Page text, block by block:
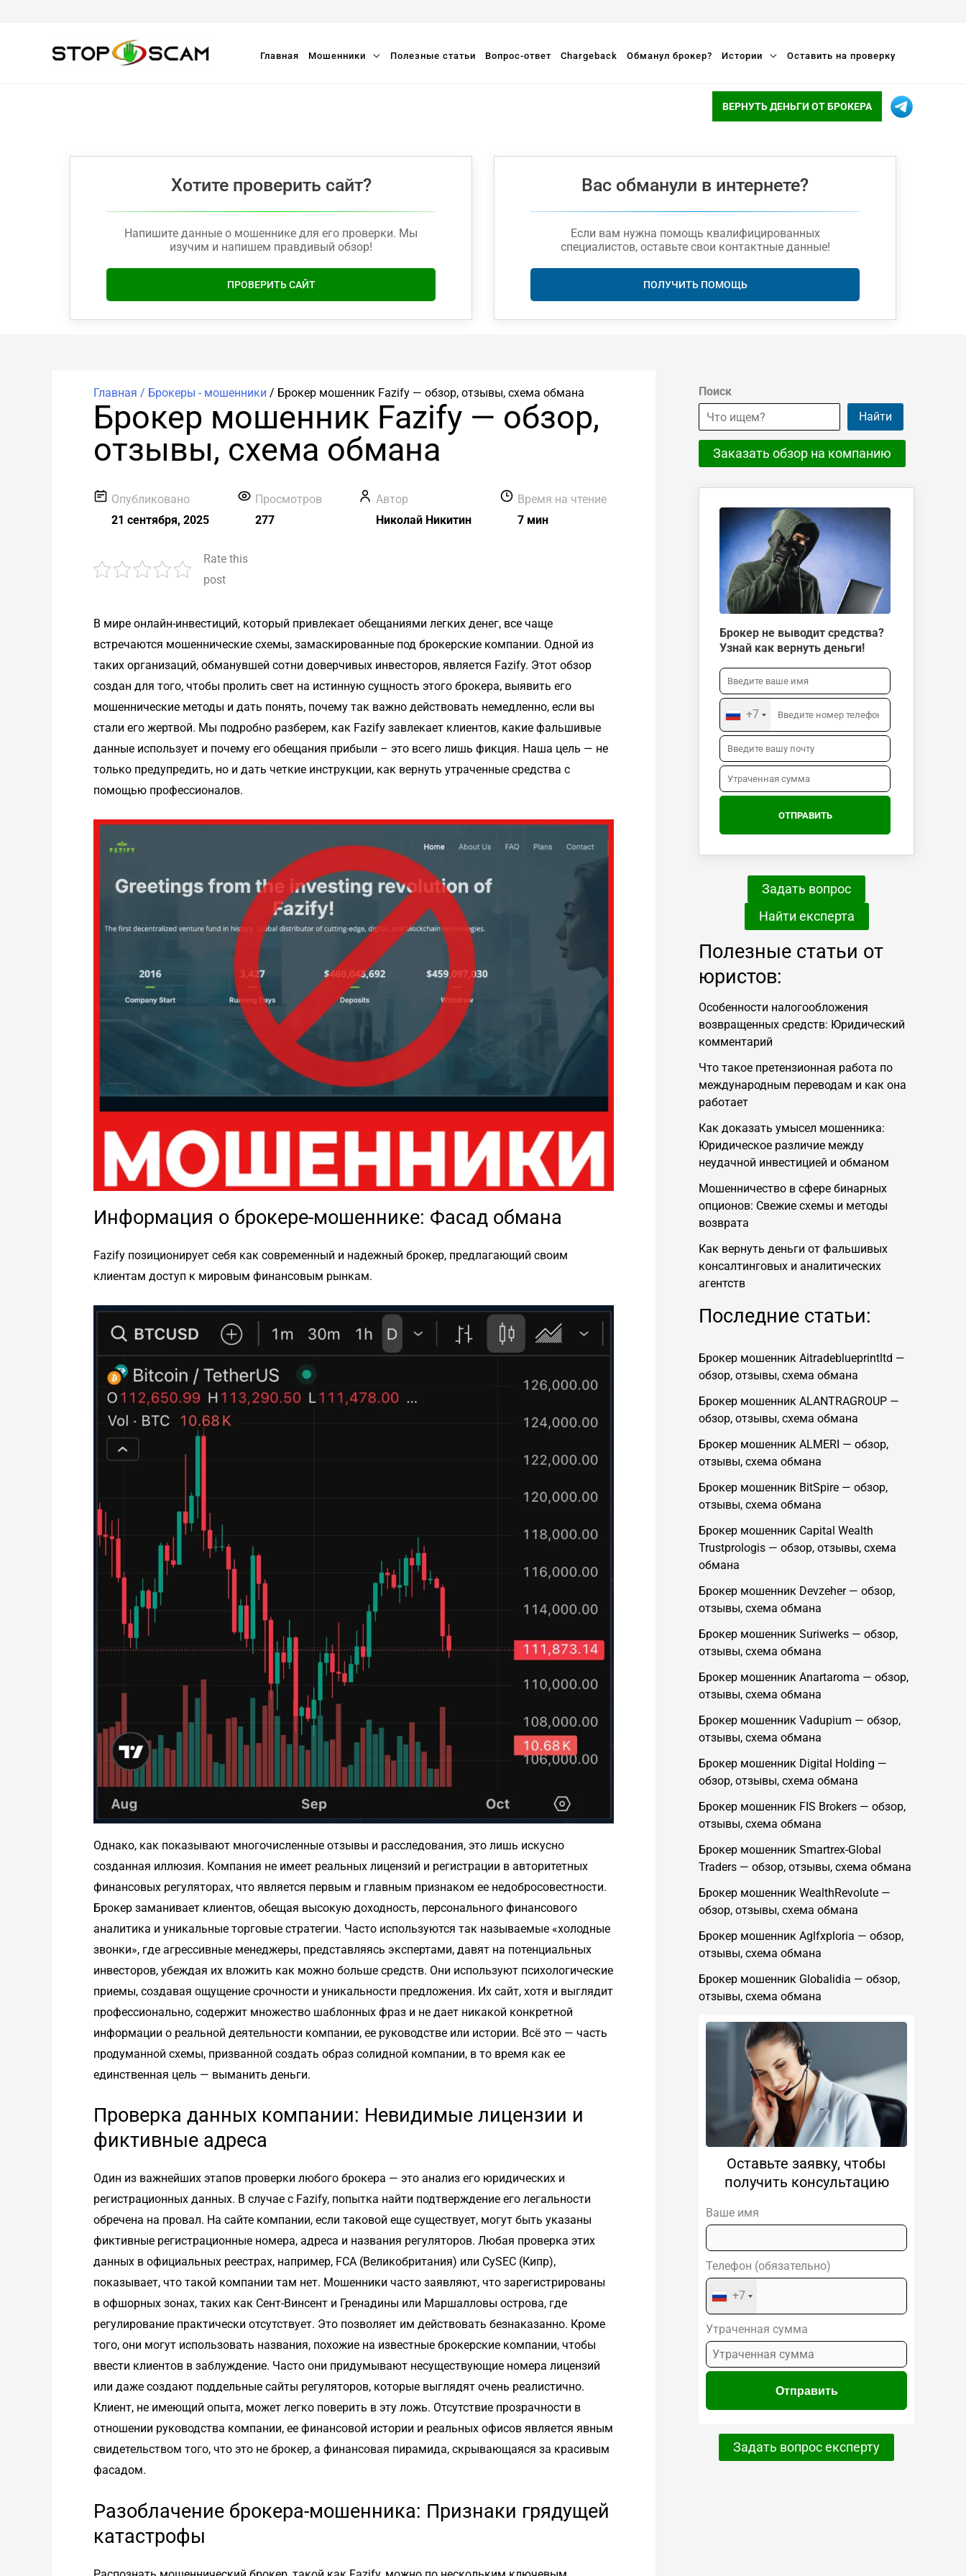
Главная Мошенники Полезные статьи Вопрос-ответ Chargeback Обманул брокер? Истории Оставить на проверку
ВЕРНУТЬ ДЕНЬГИ ОТ БРОКЕРА
Хотите проверить сайт?
Напишите данные о мошеннике для его проверки. Мы
изучим и напишем правдивый обзор!
ПРОВЕРИТЬ САЙТ
Вас обманули в интернете?
Если вам нужна помощь квалифицированных
специалистов, оставьте свои контактные данные!
ПОЛУЧИТЬ ПОМОЩЬ
Главная / Брокеры - мошенники / Брокер мошенник Fazify — обзор, отзывы, схема обмана
Брокер мошенник Fazify — обзор,
отзывы, схема обмана
Опубликовано
21 сентября, 2025
Просмотров
277
Автор
Николай Никитин
Время на чтение
7 мин
Rate this
post
В мире онлайн-инвестиций, который привлекает обещаниями легких денег, все чаще
встречаются мошеннические схемы, замаскированные под брокерские компании. Одной из
таких организаций, обманувшей сотни доверчивых инвесторов, является Fazify. Этот обзор
создан для того, чтобы пролить свет на истинную сущность этого брокера, выявить его
мошеннические методы и дать понять, почему так важно действовать немедленно, если вы
стали его жертвой. Мы подробно разберем, как Fazify завлекает клиентов, какие фальшивые
данные использует и почему его обещания прибыли – это всего лишь фикция. Наша цель — не
только предупредить, но и дать четкие инструкции, как вернуть утраченные средства с
помощью профессионалов.
Информация о брокере-мошеннике: Фасад обмана
Fazify позиционирует себя как современный и надежный брокер, предлагающий своим
клиентам доступ к мировым финансовым рынкам.
Однако, как показывают многочисленные отзывы и расследования, это лишь искусно
созданная иллюзия. Компания не имеет реальных лицензий и регистрации в авторитетных
финансовых регуляторах, что является первым и главным признаком ее недобросовестности.
Брокер заманивает клиентов, обещая высокую доходность, персонального финансового
аналитика и уникальные торговые стратегии. Часто используются так называемые «холодные
звонки», где агрессивные менеджеры, представляясь экспертами, давят на потенциальных
инвесторов, убеждая их вложить как можно больше средств. Они используют психологические
приемы, создавая ощущение срочности и уникальности предложения. Их сайт, хотя и выглядит
профессионально, содержит множество шаблонных фраз и не дает никакой конкретной
информации о реальной деятельности компании, ее руководстве или истории. Всё это — часть
продуманной схемы, призванной создать образ солидной компании, в то время как ее
единственная цель — выманить деньги.
Проверка данных компании: Невидимые лицензии и
фиктивные адреса
Один из важнейших этапов проверки любого брокера — это анализ его юридических и
регистрационных данных. В случае с Fazify, попытка найти подтверждение его легальности
обречена на провал. На сайте компании, если таковой еще существует, могут быть указаны
фиктивные регистрационные номера, адреса и названия регуляторов. Любая проверка этих
данных в официальных реестрах, например, FCA (Великобритания) или CySEC (Кипр),
показывает, что такой компании там нет. Мошенники часто заявляют, что зарегистрированы
в офшорных зонах, таких как Сент-Винсент и Гренадины или Маршалловы острова, где
регулирование практически отсутствует. Это позволяет им действовать безнаказанно. Кроме
того, они могут использовать названия, похожие на известные брокерские компании, чтобы
ввести клиентов в заблуждение. Часто они придумывают несуществующие номера лицензий
или даже создают поддельные сайты регуляторов, которые выглядят очень реалистично.
Клиент, не имеющий опыта, может легко поверить в эту ложь. Отсутствие прозрачности в
отношении руководства компании, ее финансовой истории и реальных офисов является явным
свидетельством того, что это не брокер, а финансовая пирамида, скрывающаяся за красивым
фасадом.
Разоблачение брокера-мошенника: Признаки грядущей
катастрофы
Поиск
Найти
Заказать обзор на компанию
Брокер не выводит средства?
Узнай как вернуть деньги!
+7
Задать вопрос
Найти експерта
Полезные статьи от
юристов:
Особенности налогообложения
возвращенных средств: Юридический
комментарий
Что такое претензионная работа по
международным переводам и как она
работает
Как доказать умысел мошенника:
Юридическое различие между
неудачной инвестицией и обманом
Мошенничество в сфере бинарных
опционов: Свежие схемы и методы
возврата
Как вернуть деньги от фальшивых
консалтинговых и аналитических
агентств
Последние статьи:
Брокер мошенник Aitradeblueprintltd —
обзор, отзывы, схема обмана
Брокер мошенник ALANTRAGROUP —
обзор, отзывы, схема обмана
Брокер мошенник ALMERI — обзор,
отзывы, схема обмана
Брокер мошенник BitSpire — обзор,
отзывы, схема обмана
Брокер мошенник Capital Wealth
Trustprologis — обзор, отзывы, схема
обмана
Брокер мошенник Devzeher — обзор,
отзывы, схема обмана
Брокер мошенник Suriwerks — обзор,
отзывы, схема обмана
Брокер мошенник Anartaroma — обзор,
отзывы, схема обмана
Брокер мошенник Vadupium — обзор,
отзывы, схема обмана
Брокер мошенник Digital Holding —
обзор, отзывы, схема обмана
Брокер мошенник FIS Brokers — обзор,
отзывы, схема обмана
Брокер мошенник Smartrex-Global
Traders — обзор, отзывы, схема обмана
Брокер мошенник WealthRevolute —
обзор, отзывы, схема обмана
Брокер мошенник Aglfxploria — обзор,
отзывы, схема обмана
Брокер мошенник Globalidia — обзор,
отзывы, схема обмана
Оставьте заявку, чтобы
получить консультацию
Ваше имя
Телефон (обязательно)
+7
Утраченная сумма
Задать вопрос експерту